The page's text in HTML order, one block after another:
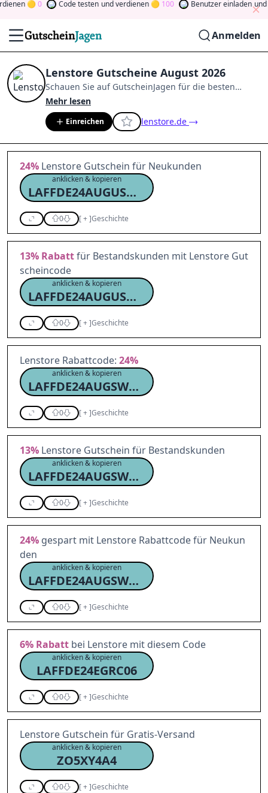
0 Code testen und verdienen 100 Benutzer einladen und
Anmelden
Lenstore Gutscheine August 2026
Schauen Sie auf GutscheinJagen für die besten
Lenstore-Angebote im
Mitglied der Community
indem Sie durch Abstimmen, Testen, Teilen und
mehr beitragen.
Drehen Sie den Glücksklee
gewinnen Sie Geld
Mehr lesen
Einreichen lenstore.de
24% Lenstore Gutschein für Neukunden
anklicken & kopieren
LAFFDE24AUGUSWNC24
0 [+]Geschichte
13% Rabattfür Bestandskunden mit Lenstore Gut
scheincode
anklicken & kopieren
LAFFDE24AUGUSWRC13
0 [+]Geschichte
Lenstore Rabattcode: 24%
anklicken & kopieren
LAFFDE24AUGSWNC24
0 [+]Geschichte
13% Lenstore Gutschein für Bestandskunden
anklicken & kopieren
LAFFDE24AUGSWRC13
0 [+]Geschichte
24% gespart mit Lenstore Rabattcode für Neukun
den
anklicken & kopieren
LAFFDE24AUGSWNC24
0 [+]Geschichte
6% Rabatt bei Lenstore mit diesem Code
anklicken & kopieren
LAFFDE24EGRC06
0 [+]Geschichte
Lenstore Gutschein für Gratis-Versand
anklicken & kopieren
ZO5XY4A4
0 [+]Geschichte